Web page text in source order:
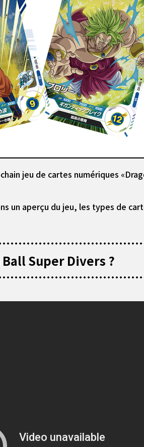
jeu de cartes numériques
un aperçu du jeu, les types de
Super Divers ?